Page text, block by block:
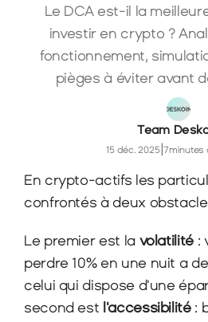
Le DCA est-il la
investir en crypto ?
fonctionnement,
pièges à éviter avant
Team
15 déc. 2025 |7minutes
En crypto-actifs les
confrontés à deux
Le premier est la volatilité :
perdre 10% en une nuit a
celui qui dispose d'une
second est l'accessibilité :